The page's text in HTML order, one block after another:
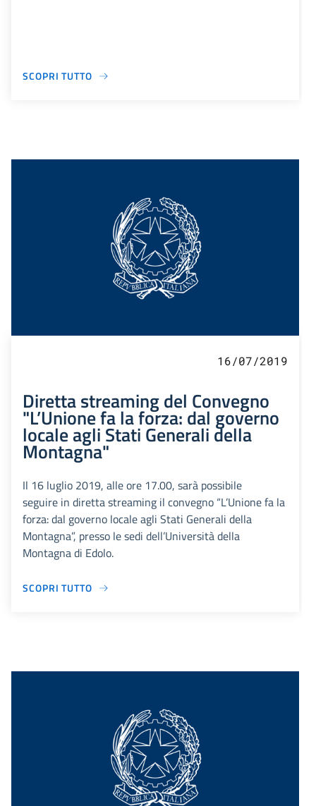
SCOPRI TUTTO
16/07/2019
Diretta streaming del Convegno
"L’Unione fa la forza: dal governo
locale agli Stati Generali della
Montagna"
Il 16 luglio 2019, alle ore 17.00, sarà possibile
seguire in diretta streaming il convegno “L’Unione fa la
forza: dal governo locale agli Stati Generali della
Montagna”, presso le sedi dell’Università della
Montagna di Edolo.
SCOPRI TUTTO